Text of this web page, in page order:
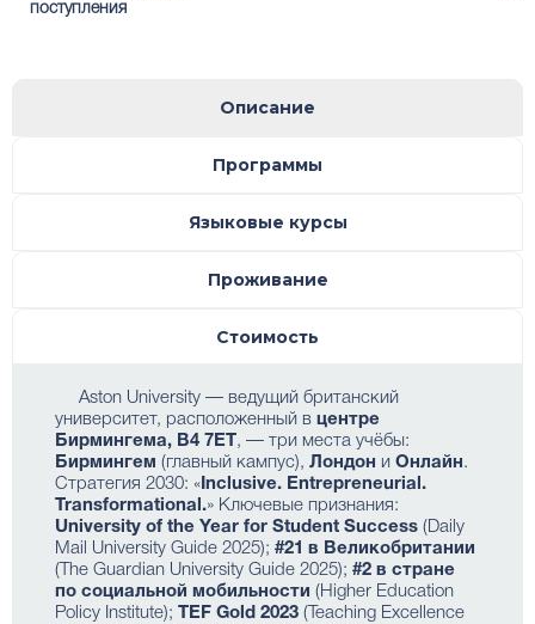
поступления
Описание
Программы
Языковые курсы
Проживание
Стоимость
Aston University — ведущий британский
университет, расположенный в центре
Бирмингема, B4 7ET , — три места учёбы:
Бирмингем (главный кампус), Лондон и Онлайн.
Стратегия 2030: « Inclusive. Entrepreneurial.
Transformational.» Ключевые признания:
University of the Year for Student Success (Daily
Mail University Guide 2025); #21 в Великобритании
(The Guardian University Guide 2025); #2 в стране
по социальной мобильности (Higher Education
Policy Institute);
TEF Gold 2023 (Teaching Excellence